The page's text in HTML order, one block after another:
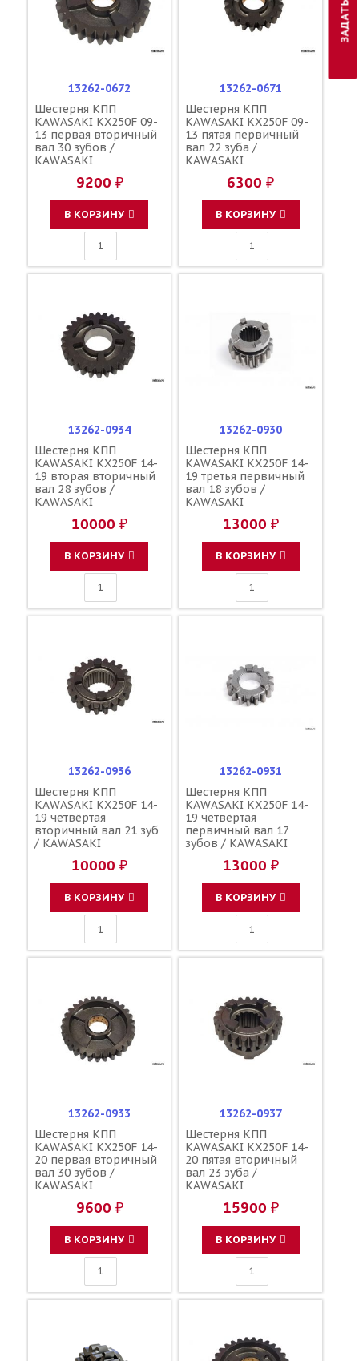
13262-0672
Шестерня КПП
KAWASAKI KX250F 09-
13 первая вторичный
вал 30 зубов /
KAWASAKI
9200 ₽
В КОРЗИНУ
13262-0671
Шестерня КПП
KAWASAKI KX250F 09-
13 пятая первичный
вал 22 зуба /
KAWASAKI
6300 ₽
В КОРЗИНУ
13262-0934
Шестерня КПП
KAWASAKI KX250F 14-
19 вторая вторичный
вал 28 зубов /
KAWASAKI
10000 ₽
В КОРЗИНУ
13262-0930
Шестерня КПП
KAWASAKI KX250F 14-
19 третья первичный
вал 18 зубов /
KAWASAKI
13000 ₽
В КОРЗИНУ
13262-0936
Шестерня КПП
KAWASAKI KX250F 14-
19 четвёртая
вторичный вал 21 зуб
/ KAWASAKI
10000 ₽
В КОРЗИНУ
13262-0931
Шестерня КПП
KAWASAKI KX250F 14-
19 четвёртая
первичный вал 17
зубов / KAWASAKI
13000 ₽
В КОРЗИНУ
13262-0933
Шестерня КПП
KAWASAKI KX250F 14-
20 первая вторичный
вал 30 зубов /
KAWASAKI
9600 ₽
В КОРЗИНУ
13262-0937
Шестерня КПП
KAWASAKI KX250F 14-
20 пятая вторичный
вал 23 зуба /
KAWASAKI
15900 ₽
В КОРЗИНУ